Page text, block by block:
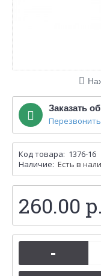
Заказать
Перезвонить
Код товара: 1376-16
Наличие: Есть в
260.00 р.
-